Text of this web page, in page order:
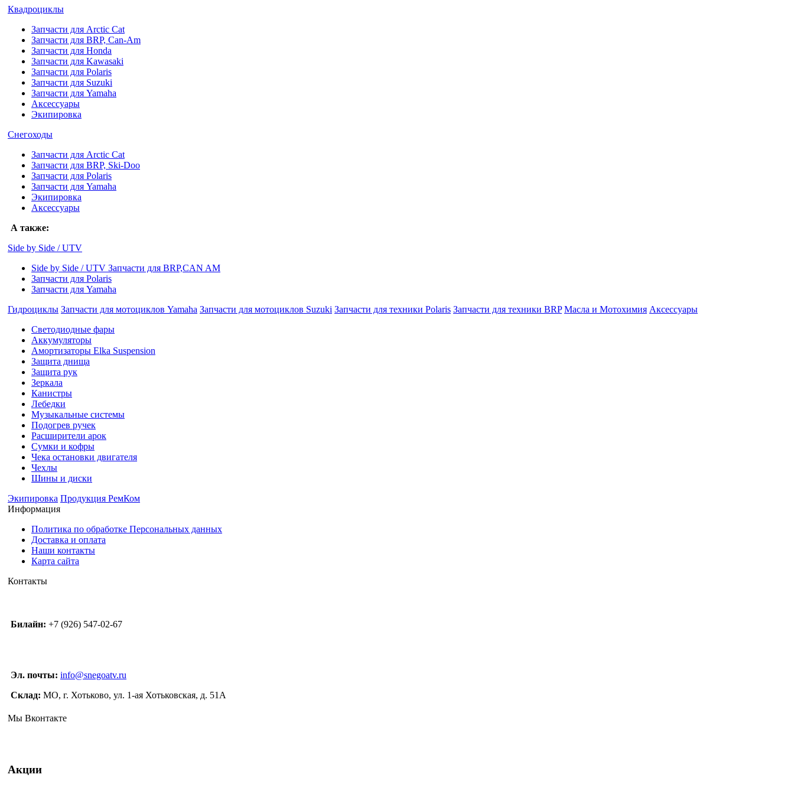
Квадроциклы
Запчасти для Arctic Cat
Запчасти для BRP, Can-Am
Запчасти для Honda
Запчасти для Kawasaki
Запчасти для Polaris
Запчасти для Suzuki
Запчасти для Yamaha
Аксессуары
Экипировка
Снегоходы
Запчасти для Arctic Cat
Запчасти для BRP, Ski-Doo
Запчасти для Polaris
Запчасти для Yamaha
Экипировка
Аксессуары
А также:
Side by Side / UTV
Side by Side / UTV Запчасти для BRP,CAN AM
Запчасти для Polaris
Запчасти для Yamaha
Гидроциклы Запчасти для мотоциклов Yamaha Запчасти для мотоциклов Suzuki Запчасти для техники Polaris Запчасти для техники BRP Масла и Мотохимия Аксессуары
Cветодиодные фары
Аккумуляторы
Амортизаторы Elka Suspension
Защита днища
Защита рук
Зеркала
Канистры
Лебедки
Музыкальные системы
Подогрев ручек
Расширители арок
Сумки и кофры
Чека остановки двигателя
Чехлы
Шины и диски
Экипировка Продукция РемКом
Информация
Политика по обработке Персональных данных
Доставка и оплата
Наши контакты
Карта сайта
Контакты
Билайн: +7 (926) 547-02-67
Эл. почты: info@snegoatv.ru
Склад: МО, г. Хотьково, ул. 1-ая Хотьковская, д. 51А
Мы Вконтакте
Акции